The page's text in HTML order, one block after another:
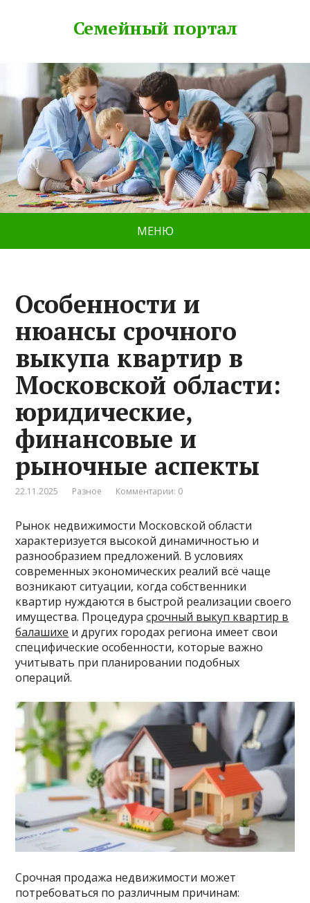
Семейный портал
МЕНЮ
Особенности и
нюансы срочного
выкупа квартир в
Московской области:
юридические,
финансовые и
рыночные аспекты
22.11.2025 Разное Комментарии: 0
Рынок недвижимости Московской области
характеризуется высокой динамичностью и
разнообразием предложений. В условиях
современных экономических реалий всё чаще
возникают ситуации, когда собственники
квартир нуждаются в быстрой реализации своего
имущества. Процедурасрочный выкуп квартир в
балашихе и других городах региона имеет свои
специфические особенности, которые важно
учитывать при планировании подобных
операций.
Срочная продажа недвижимости может
потребоваться по различным причинам: